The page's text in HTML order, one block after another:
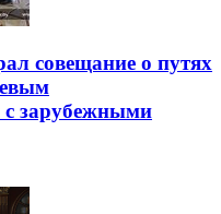
совещание о путях
зарубежными